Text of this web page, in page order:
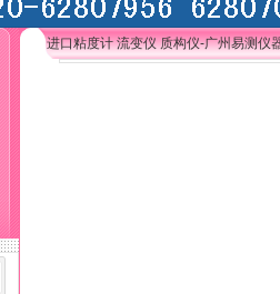
进口粘度计 流变仪 质构仪-广州易测仪